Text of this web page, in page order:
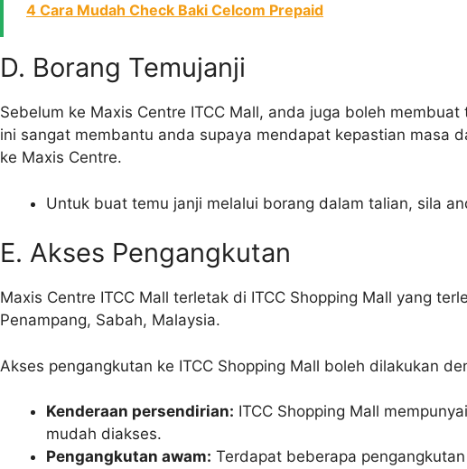
4 Cara Mudah Check Baki Celcom Prepaid
D. Borang Temujanji
Sebelum ke Maxis Centre ITCC Mall, anda juga boleh
ini sangat membantu anda supaya mendapat kepastian masa
ke Maxis Centre.
Untuk buat temu janji melalui borang dalam talian, sila
E. Akses Pengangkutan
Maxis Centre ITCC Mall terletak di ITCC Shopping Mall yang
Penampang, Sabah, Malaysia.
Akses pengangkutan ke ITCC Shopping Mall boleh dilakukan
Kenderaan persendirian: ITCC Shopping Mall
mudah diakses.
Pengangkutan awam: Terdapat beberapa